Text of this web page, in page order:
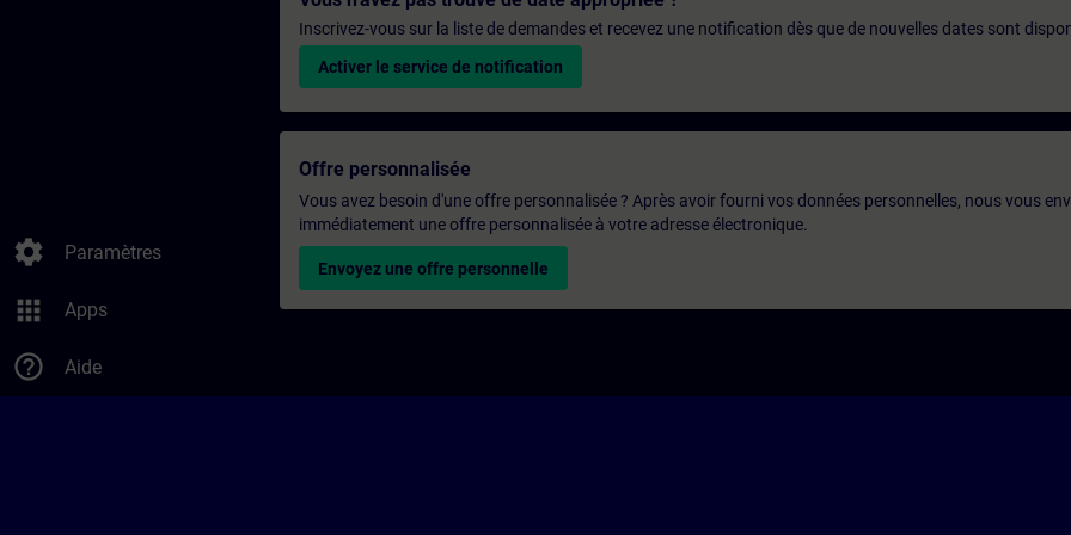
settings Paramètres
apps Apps
help_outline Aide
Inscrivez-vous sur la liste de demandes et recevez une notification dès que de nouvelles dates sont
Activer le service de notification
Offre personnalisée
Vous avez besoin d'une offre personnalisée ? Après avoir fourni vos données personnelles, nous vous
immédiatement une offre personnalisée à votre adresse électronique.
Envoyez une offre personnelle